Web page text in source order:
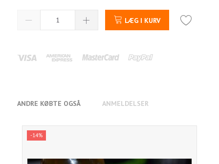
LÆG I KURV
ANDRE KØBTE OGSÅ ANMELDELSER
-14%